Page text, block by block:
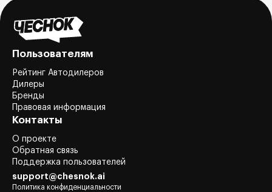
Пользователям
Рейтинг Автодилеров
Дилеры
Бренды
Правовая информация
Контакты
О проекте
Обратная связь
Поддержка пользователей
support@chesnok.ai
Политика конфиденциальности